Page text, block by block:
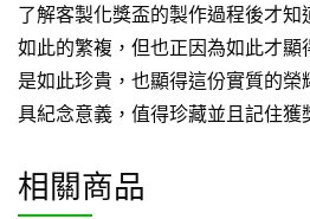
了解客製化獎盃的製作過程後才
如此的繁複，但也正因為如此才顯
是如此珍貴，也顯得這份實質的
具紀念意義，值得珍藏並且記住獲
相關商品